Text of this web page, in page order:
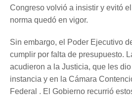
Congreso volvió a insistir y evitó
norma quedó en vigor.
Sin embargo, el Poder Ejecutivo
cumplir por falta de presupuesto.
acudieron a la Justicia, que les
instancia y en la Cámara
Federal . El Gobierno recurrió